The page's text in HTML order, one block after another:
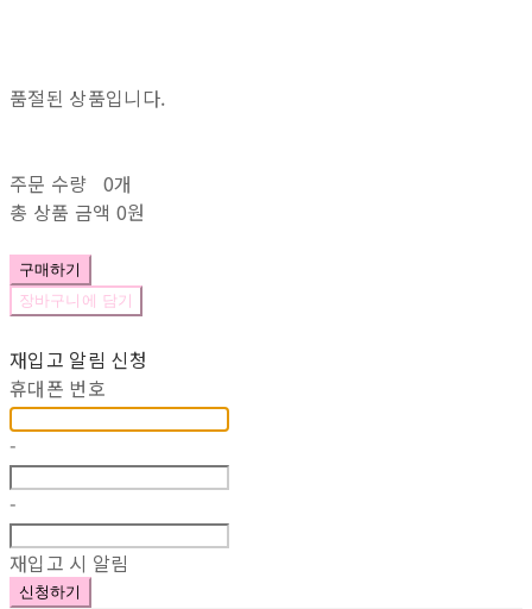
품절된 상품입니다.
주문 수량
0개
총 상품 금액 0원
구매하기
장바구니에 담기
재입고 알림 신청
휴대폰 번호
-
-
재입고 시 알림
신청하기